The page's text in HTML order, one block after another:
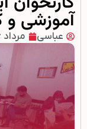
محصولات
ارتباط با
درباره
آموزشی
عباسی مرداد ۶, ۱۴۰۴